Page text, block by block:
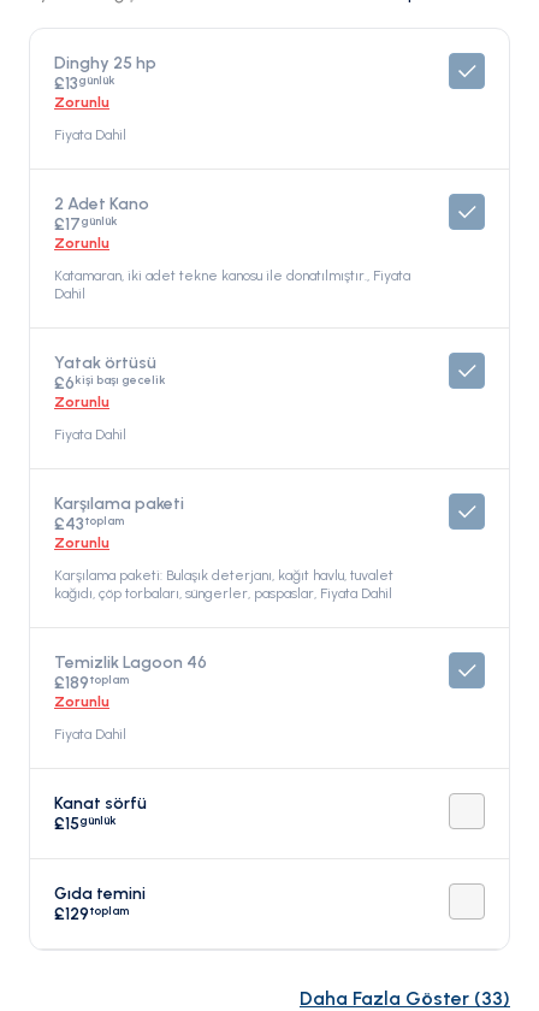
Dinghy 25 hp
£13günlük
Zorunlu
Fiyata Dahil
2 Adet Kano
£17günlük
Zorunlu
Katamaran, iki adet tekne kanosu ile donatılmıştır., Fiyata
Dahil
Yatak örtüsü
£6kişi başı gecelik
Zorunlu
Fiyata Dahil
Karşılama paketi
£43toplam
Zorunlu
Karşılama paketi: Bulaşık deterjanı, kağıt havlu, tuvalet
kağıdı, çöp torbaları, süngerler, paspaslar, Fiyata Dahil
Temizlik Lagoon 46
£189toplam
Zorunlu
Fiyata Dahil
Kanat sörfü
£15günlük
Gıda temini
£129toplam
Daha Fazla Göster (33)